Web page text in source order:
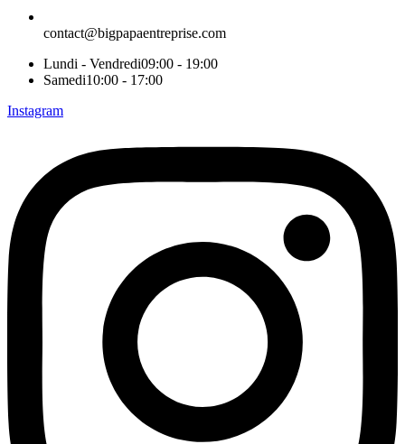
contact@bigpapaentreprise.com
Lundi - Vendredi09:00 - 19:00
Samedi10:00 - 17:00
Instagram